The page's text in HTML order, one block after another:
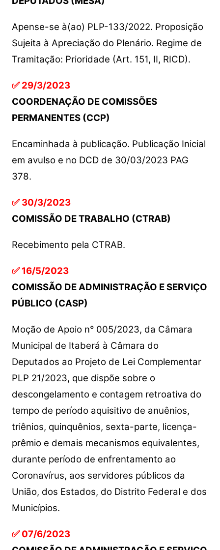
Apense-se à(ao) PLP-133/2022. Proposição
Sujeita à Apreciação do Plenário. Regime de
Tramitação: Prioridade (Art. 151, II, RICD).
✅ 29/3/2023
COORDENAÇÃO DE COMISSÕES
PERMANENTES (CCP)
Encaminhada à publicação. Publicação Inicial
em avulso e no DCD de 30/03/2023 PAG
378.
✅ 30/3/2023
COMISSÃO DE TRABALHO (CTRAB)
Recebimento pela CTRAB.
✅ 16/5/2023
COMISSÃO DE ADMINISTRAÇÃO E SERVIÇO
PÚBLICO (CASP)
Moção de Apoio n° 005/2023, da Câmara
Municipal de Itaberá à Câmara do
Deputados ao Projeto de Lei Complementar
PLP 21/2023, que dispõe sobre o
descongelamento e contagem retroativa do
tempo de período aquisitivo de anuênios,
triênios, quinquênios, sexta-parte, licença-
prêmio e demais mecanismos equivalentes,
durante período de enfrentamento ao
Coronavírus, aos servidores públicos da
União, dos Estados, do Distrito Federal e dos
Municípios.
✅ 07/6/2023